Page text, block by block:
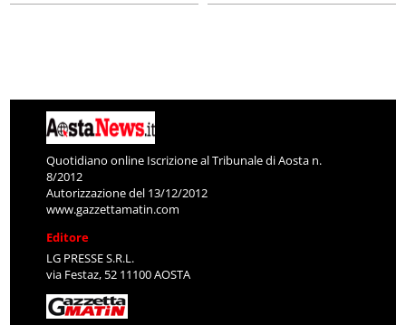
Quotidiano online Iscrizione al Tribunale di Aosta n.
8/2012
Autorizzazione del 13/12/2012
www.gazzettamatin.com
Editore
LG PRESSE S.R.L.
via Festaz, 52 11100 AOSTA